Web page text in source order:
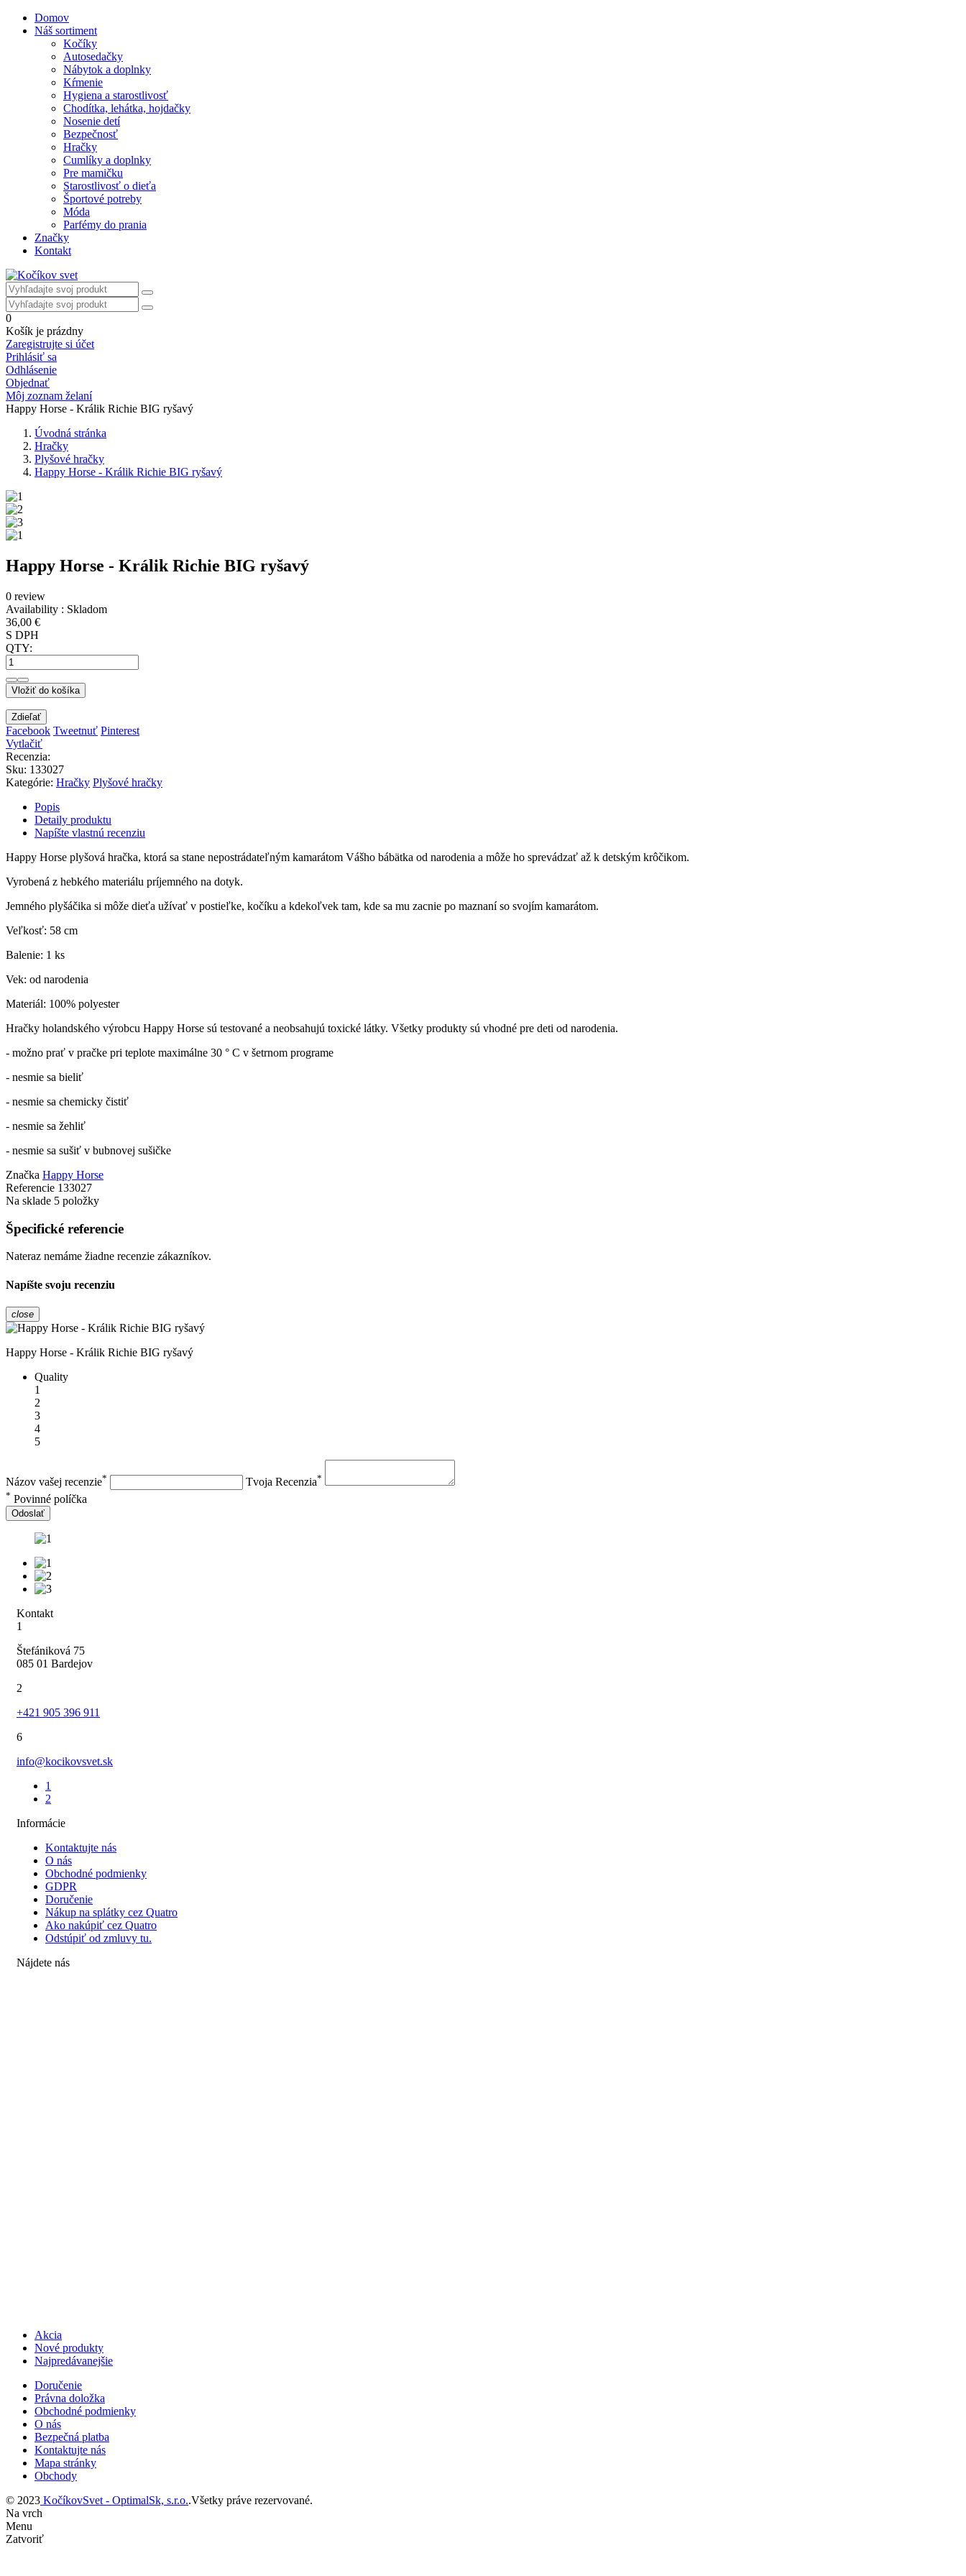
Domov
Náš sortiment
Kočíky
Autosedačky
Nábytok a doplnky
Kŕmenie
Hygiena a starostlivosť
Chodítka, lehátka, hojdačky
Nosenie detí
Bezpečnosť
Hračky
Cumlíky a doplnky
Pre mamičku
Starostlivosť o dieťa
Športové potreby
Móda
Parfémy do prania
Značky
Kontakt
0
Košík je prázdny
Zaregistrujte si účet
Prihlásiť sa
Odhlásenie
Objednať
Môj zoznam želaní
Happy Horse - Králik Richie BIG ryšavý
Úvodná stránka
Hračky
Plyšové hračky
Happy Horse - Králik Richie BIG ryšavý
Happy Horse - Králik Richie BIG ryšavý
0 review
Availability : Skladom
36,00 €
S DPH
QTY:
Vložiť do košíka
Zdieľať
Facebook Tweetnuť Pinterest
Vytlačiť
Recenzia:
Sku: 133027
Kategórie: Hračky Plyšové hračky
Popis
Detaily produktu
Napíšte vlastnú recenziu
Happy Horse plyšová hračka, ktorá sa stane nepostrádateľným kamarátom Vášho bábätka od narodenia a môže ho sprevádzať až k detským krôčikom.
Vyrobená z hebkého materiálu príjemného na dotyk.
Jemného plyšáčika si môže dieťa užívať v postieľke, kočíku a kdekoľvek tam, kde sa mu zacnie po maznaní so svojím kamarátom.
Veľkosť: 58 cm
Balenie: 1 ks
Vek: od narodenia
Materiál: 100% polyester
Hračky holandského výrobcu Happy Horse sú testované a neobsahujú toxické látky. Všetky produkty sú vhodné pre deti od narodenia.
- možno prať v pračke pri teplote maximálne 30 ° C v šetrnom programe
- nesmie sa bieliť
- nesmie sa chemicky čistiť
- nesmie sa žehliť
- nesmie sa sušiť v bubnovej sušičke
Značka Happy Horse
Referencie 133027
Na sklade 5 položky
Špecifické referencie
Nateraz nemáme žiadne recenzie zákazníkov.
Napíšte svoju recenziu
close
Happy Horse - Králik Richie BIG ryšavý
Quality
1
2
3
4
5
Názov vašej recenzie* Tvoja Recenzia*
* Povinné políčka
Odoslať
Kontakt
1
Štefániková 75
085 01 Bardejov
2
+421 905 396 911
6
info@kocikovsvet.sk
1
2
Informácie
Kontaktujte nás
O nás
Obchodné podmienky
GDPR
Doručenie
Nákup na splátky cez Quatro
Ako nakúpiť cez Quatro
Odstúpiť od zmluvy tu.
Nájdete nás
Akcia
Nové produkty
Najpredávanejšie
Doručenie
Právna doložka
Obchodné podmienky
O nás
Bezpečná platba
Kontaktujte nás
Mapa stránky
Obchody
© 2023 KočíkovSvet - OptimalSk, s.r.o..Všetky práve rezervované.
Na vrch
Menu
Zatvoriť